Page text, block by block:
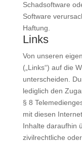
Schadsoftware
Software
Haftung.
Links
Von unseren
(„Links“) auf die
unterscheiden.
lediglich den
§ 8
mit diesen
Inhalte daraufhin
zivilrechtliche